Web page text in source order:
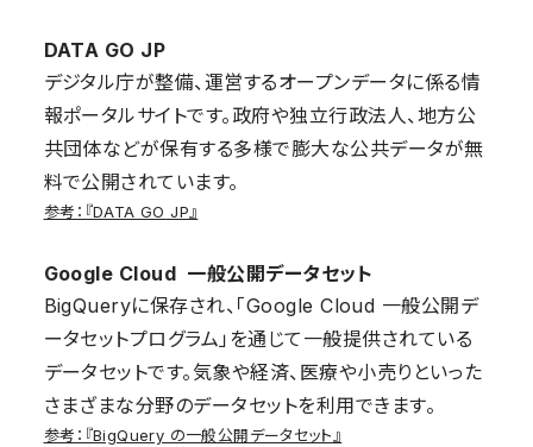
DATA GO JP
デジタル庁が整備、運営するオープンデータに係る情
報ポータルサイトです。政府や独立行政法人、地方公
共団体などが保有する多様で膨大な公共データが無
料で公開されています。
参考：『DATA GO JP』
Google Cloud 一般公開データセット
BigQueryに保存され、「Google Cloud 一般公開デ
ータセットプログラム」を通じて一般提供されている
データセットです。気象や経済、医療や小売りといった
さまざまな分野のデータセットを利用できます。
参考：『BigQuery の一般公開データセット』